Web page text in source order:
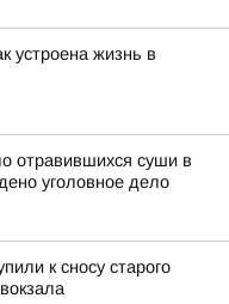
устроена жизнь в
отравившихся суши в
уголовное дело
к сносу старого